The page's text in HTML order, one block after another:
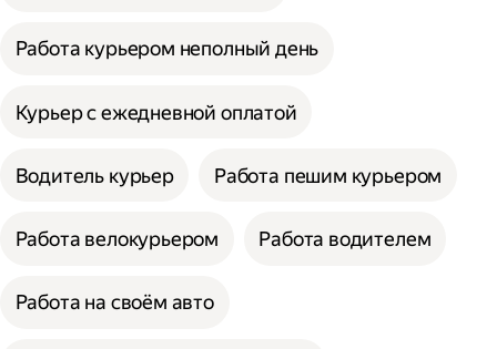
Работа курьером неполный день
Курьер с ежедневной оплатой
Водитель курьер Работа пешим курьером
Работа велокурьером Работа водителем
Работа на своём авто